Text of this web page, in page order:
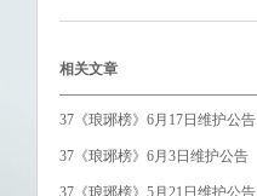
相关文章
37《琅琊榜》6月17日维护公告
37《琅琊榜》6月3日维护公告
37《琅琊榜》5月21日维护公告